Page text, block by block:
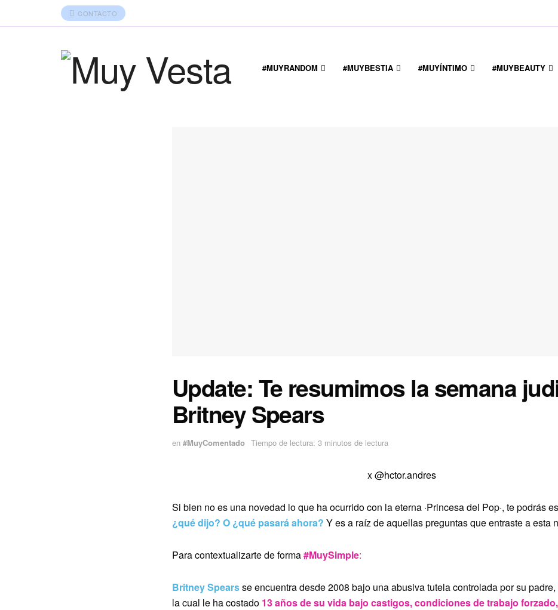
CONTACTO
#MUYRANDOM #MUYBESTIA #MUYÍNTIMO #MUYBEAUTY
Update: Te resumimos la semana
Britney Spears
en #MuyComentado Tiempo de lectura: 3 minutos de lectura
x@hctor.andres
Si bien no es una novedad lo que ha ocurrido con la eterna ·Princesa del Pop·, te podrás
¿qué dijo? O ¿qué pasará ahora? Y es a raíz de aquellas preguntas que entraste a esta
Para contextualizarte de forma#MuySimple:
Britney Spearsse encuentra desde 2008 bajo una abusiva tutela controlada por su padre,
la cual le ha costado 13 años de su vida bajo castigos, condiciones de trabajo